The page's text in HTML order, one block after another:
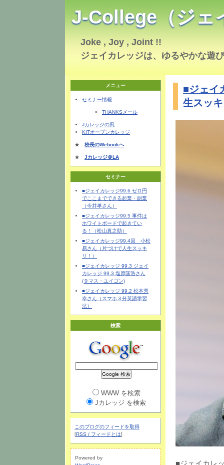
J-College（ジェ
Joke , Joy , Joint !!
ジェイカレッジは、ゆるやかな遊
■ジェイ
生スッ
メニュー
セミナー情報
THANKSメール
Jカレッジの風
KITオープンカレッジ
★ 校長のWebookへ
★ Jカレッジ＠LA
セミナー
■ジェイカレッジ99.6 ゼロ円
でここまでできる起業・副業
（今井孝さん）
■ジェイカレッジ99.5 事件は
ホワイトボードで起きてい
る！（松山真之助）
■ジェイカレッジ99.4回 小松
易さん（片づけで人生スッキ
リ！）
■ジェイカレッジ 99.3 ジェイ
カレッジ 99.3 塩原匡浩さん
(９マス・ユイゴン)
■ジェイカレッジ 99.2 松本秀
幸さん（スマホ３分英語学習
法）
検索
WWW を検索
Jカレッジ を検索
このブログのフィードを取得
[RSS / フィードとは]
Powered by